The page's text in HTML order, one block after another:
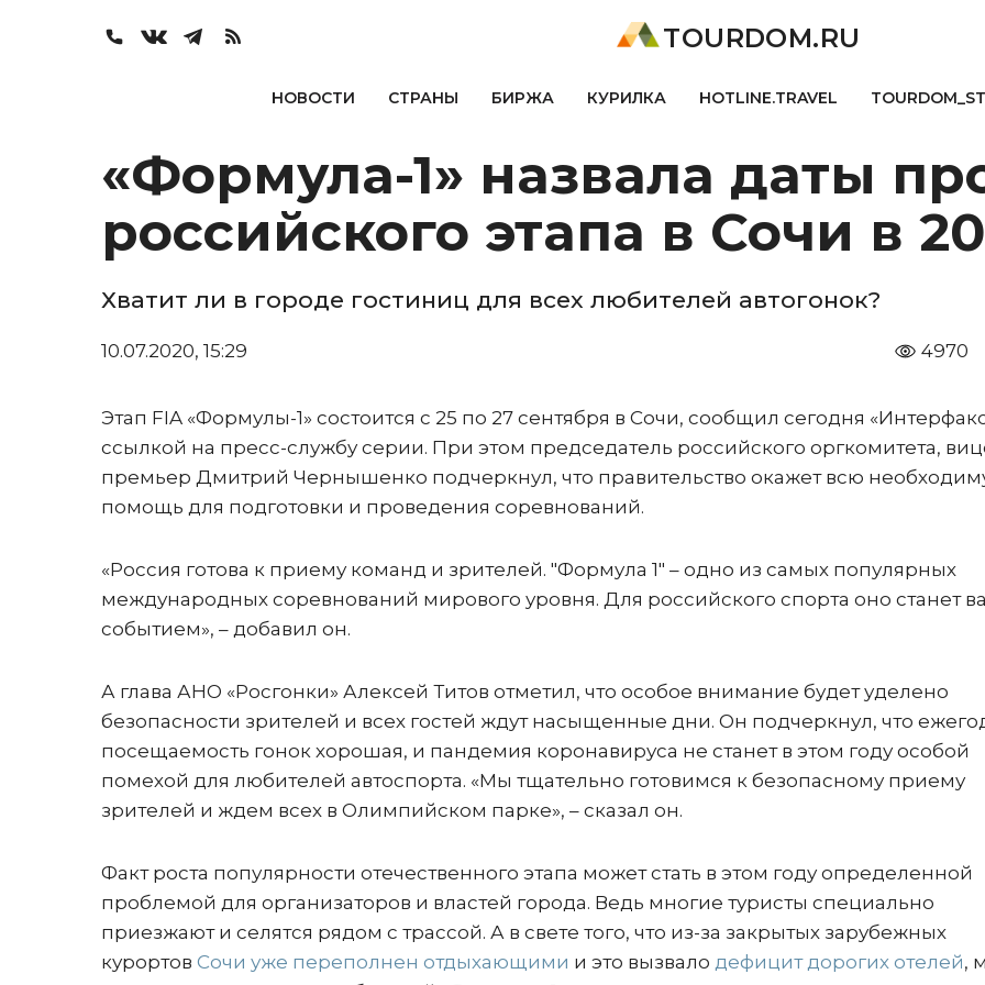
TOURDOM.RU
НОВОСТИ СТРАНЫ БИРЖА КУРИЛКА HOTLINE.TRAVEL
«Формула-1» назвала даты
российского этапа в Сочи в
Хватит ли в городе гостиниц для всех любителей автогонок?
10.07.2020, 15:29 4970
Этап FIA «Формулы-1» состоится с 25 по 27 сентября в Сочи, сообщил сегодня
ссылкой на пресс-службу серии. При этом председатель российского оргкомитета,
премьер Дмитрий Чернышенко подчеркнул, что правительство окажет всю
помощь для подготовки и проведения соревнований.
«Россия готова к приему команд и зрителей. "Формула 1" – одно из самых популярных
международных соревнований мирового уровня. Для российского спорта оно станет
событием», – добавил он.
А глава АНО «Росгонки» Алексей Титов отметил, что особое внимание будет уделено
безопасности зрителей и всех гостей ждут насыщенные дни. Он подчеркнул, что
посещаемость гонок хорошая, и пандемия коронавируса не станет в этом году особой
помехой для любителей автоспорта. «Мы тщательно готовимся к безопасному приему
зрителей и ждем всех в Олимпийском парке», – сказал он.
Факт роста популярности отечественного этапа может стать в этом году определенной
проблемой для организаторов и властей города. Ведь многие туристы специально
приезжают и селятся рядом с трассой. А в свете того, что из-за закрытых зарубежных
курортов Сочи уже переполнен отдыхающими и это вызвало дефицит дорогих отелей,